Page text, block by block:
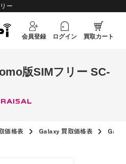
ー
会員登録 ログイン 買取カート
版SIMフリー SC-
価格表 Galaxy 買取価格表